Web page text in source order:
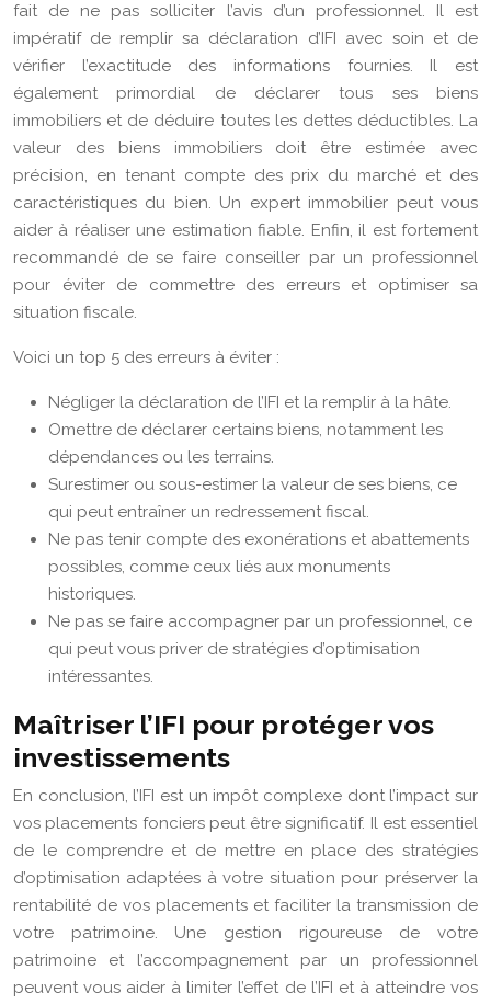
fait de ne pas solliciter l’avis d’un professionnel. Il est
impératif de remplir sa déclaration d’IFI avec soin et de
vérifier l’exactitude des informations fournies. Il est
également primordial de déclarer tous ses biens
immobiliers et de déduire toutes les dettes déductibles. La
valeur des biens immobiliers doit être estimée avec
précision, en tenant compte des prix du marché et des
caractéristiques du bien. Un expert immobilier peut vous
aider à réaliser une estimation fiable. Enfin, il est fortement
recommandé de se faire conseiller par un professionnel
pour éviter de commettre des erreurs et optimiser sa
situation fiscale.
Voici un top 5 des erreurs à éviter :
Négliger la déclaration de l’IFI et la remplir à la hâte.
Omettre de déclarer certains biens, notamment les
dépendances ou les terrains.
Surestimer ou sous-estimer la valeur de ses biens, ce
qui peut entraîner un redressement fiscal.
Ne pas tenir compte des exonérations et abattements
possibles, comme ceux liés aux monuments
historiques.
Ne pas se faire accompagner par un professionnel, ce
qui peut vous priver de stratégies d’optimisation
intéressantes.
Maîtriser l’IFI pour protéger vos
investissements
En conclusion, l’IFI est un impôt complexe dont l’impact sur
vos placements fonciers peut être significatif. Il est essentiel
de le comprendre et de mettre en place des stratégies
d’optimisation adaptées à votre situation pour préserver la
rentabilité de vos placements et faciliter la transmission de
votre patrimoine. Une gestion rigoureuse de votre
patrimoine et l’accompagnement par un professionnel
peuvent vous aider à limiter l’effet de l’IFI et à atteindre vos